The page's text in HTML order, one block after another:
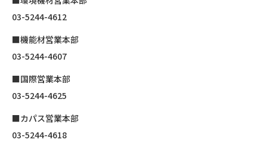
03-5244-4612
■機能材営業本部
03-5244-4607
■国際営業本部
03-5244-4625
■カパス営業本部
03-5244-4618